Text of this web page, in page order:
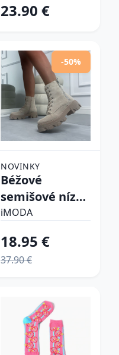
23.90 €
-50%
NOVINKY
Béžové
semišové nízke
čižmy
iMODA
18.95 €
37.90 €